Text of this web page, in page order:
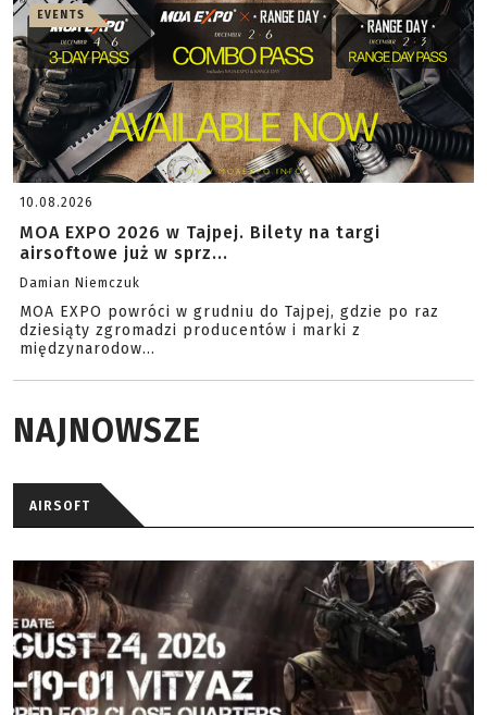
EVENTS
10.08.2026
MOA EXPO 2026 w Tajpej. Bilety na targi
airsoftowe już w sprz...
Damian Niemczuk
MOA EXPO powróci w grudniu do Tajpej, gdzie po raz
dziesiąty zgromadzi producentów i marki z
międzynarodow...
NAJNOWSZE
AIRSOFT